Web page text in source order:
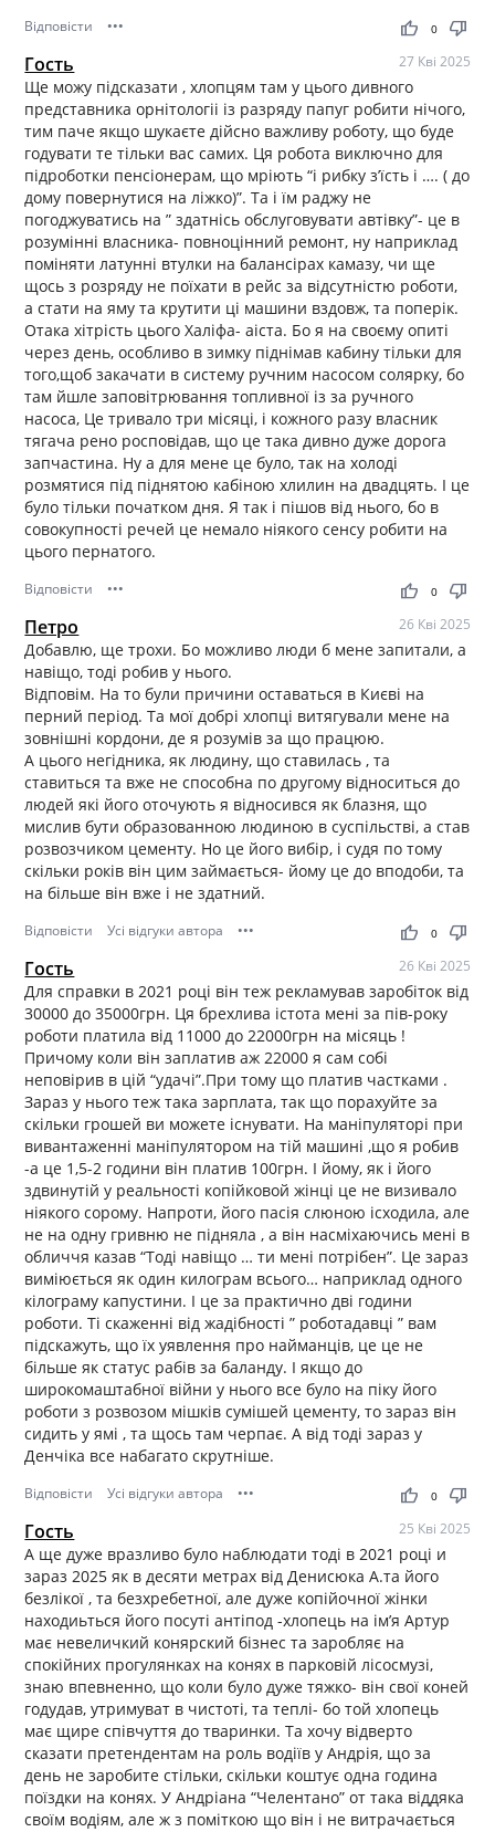
Відповісти ••• thumb_up thumb_down
0
Гость 27 Кві 2025
Ще можу підсказати , хлопцям там у цього дивного
представника орнітологіі із разряду папуг робити нічого,
тим паче якщо шукаєте дійсно важливу роботу, що буде
годувати те тільки вас самих. Ця робота виключно для
підроботки пенсіонерам, що мріють “і рибку з’їсть і …. ( до
дому повернутися на ліжко)”. Та і їм раджу не
погоджуватись на ” здатнісь обслуговувати автівку”- це в
розумінні власника- повноцінний ремонт, ну наприклад
поміняти латунні втулки на балансірах камазу, чи ще
щось з розряду не поїхати в рейс за відсутністю роботи,
а стати на яму та крутити ці машини вздовж, та поперік.
Отака хітрість цього Халіфа- аіста. Бо я на своєму опиті
через день, особливо в зимку піднімав кабину тільки для
того,щоб закачати в систему ручним насосом солярку, бо
там йшле заповітрювання топливної із за ручного
насоса, Це тривало три місяці, і кожного разу власник
тягача рено росповідав, що це така дивно дуже дорога
запчастина. Ну а для мене це було, так на холоді
розмятися під піднятою кабіною хлилин на двадцять. І це
було тільки початком дня. Я так і пішов від нього, бо в
совокупності речей це немало ніякого сенсу робити на
цього пернатого.
Відповісти ••• thumb_up thumb_down
0
Петро 26 Кві 2025
Добавлю, ще трохи. Бо можливо люди б мене запитали, а
навіщо, тоді робив у нього.
Відповім. На то були причини оставаться в Києві на
перний період. Та мої добрі хлопці витягували мене на
зовнішні кордони, де я розумів за що працюю.
А цього негідника, як людину, що ставилась , та
ставиться та вже не способна по другому відноситься до
людей які його оточують я відносився як блазня, що
мислив бути образованною людиною в суспільстві, а став
розвозчиком цементу. Но це його вибір, і судя по тому
скільки років він цим займається- йому це до вподоби, та
на більше він вже і не здатний.
Відповісти Усі відгуки автора ••• thumb_up thumb_down
0
Гость 26 Кві 2025
Для справки в 2021 році він теж рекламував заробіток від
30000 до 35000грн. Ця брехлива істота мені за пів-року
роботи платила від 11000 до 22000грн на місяць !
Причому коли він заплатив аж 22000 я сам собі
неповірив в цій “удачі”.При тому що платив частками .
Зараз у нього теж така зарплата, так що порахуйте за
скільки грошей ви можете існувати. На маніпуляторі при
вивантаженні маніпулятором на тій машині ,що я робив
-а це 1,5-2 години він платив 100грн. І йому, як і його
здвинутій у реальності копійковой жінці це не визивало
ніякого сорому. Напроти, його пасія слюною ісходила, але
не на одну гривню не підняла , а він насміхаючись мені в
обличчя казав “Тоді навіщо … ти мені потрібен”. Це зараз
виміюється як один килограм всього… наприклад одного
кілограму капустини. І це за практично дві години
роботи. Ті скаженні від жадібності ” роботадавці ” вам
підскажуть, що їх уявлення про найманців, це це не
більше як статус рабів за баланду. І якщо до
широкомаштабної війни у нього все було на піку його
роботи з розвозом мішків сумішей цементу, то зараз він
сидить у ямі , та щось там черпає. А від тоді зараз у
Денчіка все набагато скрутніше.
Відповісти Усі відгуки автора ••• thumb_up thumb_down
0
Гость 25 Кві 2025
А ще дуже вразливо було наблюдати тоді в 2021 році и
зараз 2025 як в десяти метрах від Денисюка А.та його
безлікої , та безхребетної, але дуже копійочної жінки
находиьться його посуті антіпод -хлопець на ім’я Артур
має невеличкий конярский бізнес та заробляє на
спокійних прогулянках на конях в парковій лісосмузі,
знаю впевненно, що коли було дуже тяжко- він свої коней
годудав, утримуват в чистоті, та теплі- бо той хлопець
має щире співчуття до тваринки. Та хочу відверто
сказати претендентам на роль водіїв у Андрія, що за
день не заробите стільки, скільки коштує одна година
поїздки на конях. У Андріана “Челентано” от така віддяка
своїм водіям, але ж з поміткою що він і не витрачається